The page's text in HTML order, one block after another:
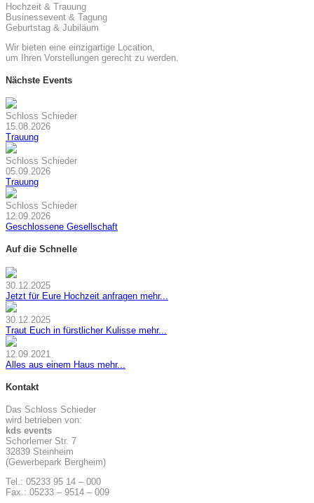
Hochzeit & Trauung
Businessevent & Tagung
Geburtstag & Jubiläum
Wir bieten eine einzigartige Location,
um Ihren Vorstellungen gerecht zu werden.
Nächste Events
Schloss Schieder
15.08.2026
Trauung
Schloss Schieder
05.09.2026
Trauung
Schloss Schieder
12.09.2026
Geschlossene Gesellschaft
Auf die Schnelle
30.12.2025
Jetzt für Eure Hochzeit anfragen mehr...
30.12.2025
Traut Euch in fürstlicher Kulisse mehr...
12.09.2021
Alles aus einem Haus mehr...
Kontakt
Das Schloss Schieder
wird betrieben von:
kds events
Schorlemer Str. 7
32839 Steinheim
(Gewerbepark Bergheim)
Tel.: 05233 95 14 – 000
Fax.: 05233 – 9514 – 009